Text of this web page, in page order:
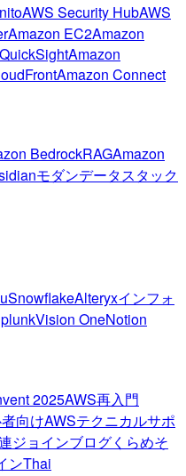
AWS Security HubAWS
Amazon EC2Amazon
Amazon
Amazon Connect
BedrockRAGAmazon
モダンデータスタック
SnowflakeAlteryxインフォ
Vision OneNotion
2025AWS再入門
向けAWSテクニカルサポ
ジョインブログくらめそ
ンThai